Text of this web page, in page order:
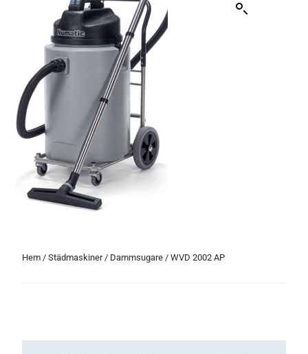
Hem /Städmaskiner/ Dammsugare / WVD 2002 AP